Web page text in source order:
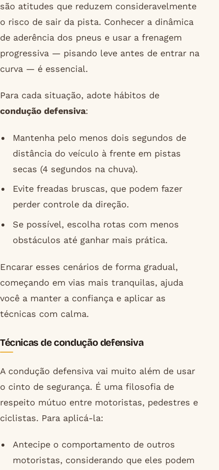
são atitudes que reduzem consideravelmente
o risco de sair da pista. Conhecer a dinâmica
de aderência dos pneus e usar a frenagem
progressiva — pisando leve antes de entrar na
curva — é essencial.
Para cada situação, adote hábitos de
condução defensiva:
Mantenha pelo menos dois segundos de
distância do veículo à frente em pistas
secas (4 segundos na chuva).
Evite freadas bruscas, que podem fazer
perder controle da direção.
Se possível, escolha rotas com menos
obstáculos até ganhar mais prática.
Encarar esses cenários de forma gradual,
começando em vias mais tranquilas, ajuda
você a manter a confiança e aplicar as
técnicas com calma.
Técnicas de condução defensiva
A condução defensiva vai muito além de usar
o cinto de segurança. É uma filosofia de
respeito mútuo entre motoristas, pedestres e
ciclistas. Para aplicá-la:
Antecipe o comportamento de outros
motoristas, considerando que eles podem